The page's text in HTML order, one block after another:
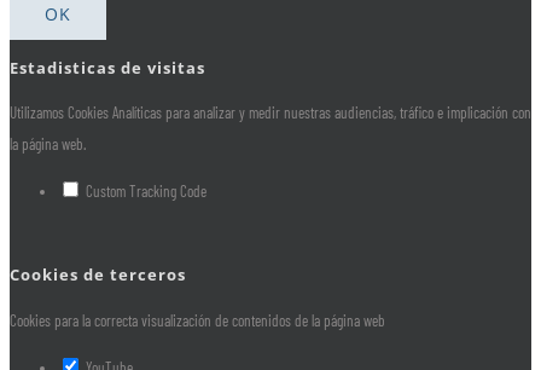
OK
Estadisticas de visitas
Utilizamos Cookies Analíticas para analizar y medir nuestras audiencias, tráfico e implicación con
la página web.
Custom Tracking Code
Cookies de terceros
Cookies para la correcta visualización de contenidos de la página web